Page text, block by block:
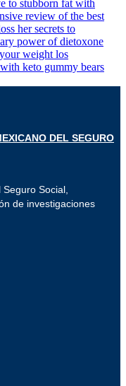
to stubborn fat with
review of the best
her secrets to
power of dietoxone
weight los
keto gummy bears
Social,
de investigaciones